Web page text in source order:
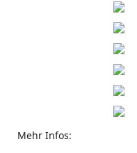
Mehr Infos: